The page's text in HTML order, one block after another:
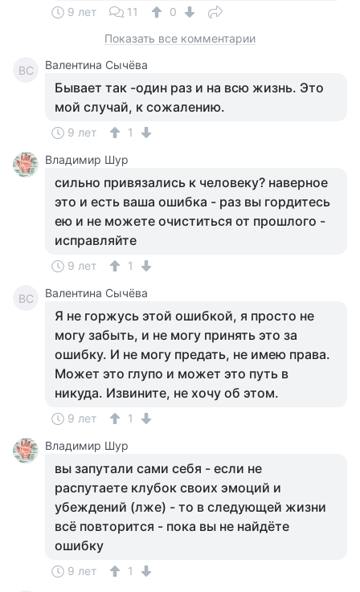
9 лет 11
0
Показать все комментарии
ВС Валентина Сычёва
Бывает так -один раз и на всю жизнь. Это
мой случай, к сожалению.
9 лет
1
Владимир Шур
сильно привязались к человеку? наверное
это и есть ваша ошибка - раз вы гордитесь
ею и не можете очиститься от прошлого -
исправляйте
9 лет 1
ВС Валентина Сычёва
Я не горжусь этой ошибкой, я просто не
могу забыть, и не могу принять это за
ошибку. И не могу предать, не имею права.
Может это глупо и может это путь в
никуда. Извините, не хочу об этом.
9 лет
1
Владимир Шур
вы запутали сами себя - если не
распутаете клубок своих эмоций и
убеждений (лже) - то в следующей жизни
всё повторится - пока вы не найдёте
ошибку
9 лет
1